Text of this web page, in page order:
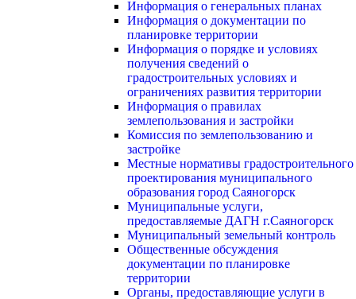
Информация о генеральных планах
Информация о документации по
планировке территории
Информация о порядке и условиях
получения сведений о
градостроительных условиях и
ограничениях развития территории
Информация о правилах
землепользования и застройки
Комиссия по землепользованию и
застройке
Местные нормативы градостроительного
проектирования муниципального
образования город Саяногорск
Муниципальные услуги,
предоставляемые ДАГН г.Саяногорск
Муниципальный земельный контроль
Общественные обсуждения
документации по планировке
территории
Органы, предоставляющие услуги в